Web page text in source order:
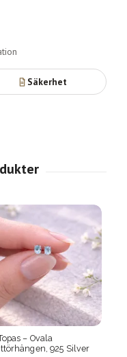
Säkerhet
– Ovala
925 Silver